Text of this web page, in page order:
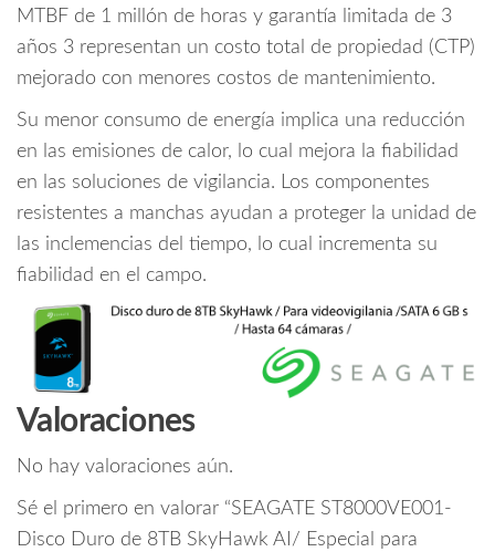
MTBF de 1 millón de horas y garantía limitada de 3
años 3 representan un costo total de propiedad (CTP)
mejorado con menores costos de mantenimiento.
Su menor consumo de energía implica una reducción
en las emisiones de calor, lo cual mejora la fiabilidad
en las soluciones de vigilancia. Los componentes
resistentes a manchas ayudan a proteger la unidad de
las inclemencias del tiempo, lo cual incrementa su
fiabilidad en el campo.
Valoraciones
No hay valoraciones aún.
Sé el primero en valorar “SEAGATE ST8000VE001-
Disco Duro de 8TB SkyHawk AI/ Especial para